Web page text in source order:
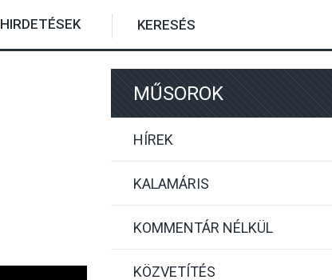
HIRDETÉSEK
MŰSOROK
HÍREK
KALAMÁRIS
KOMMENTÁR NÉLKÜL
KÖZVETÍTÉS